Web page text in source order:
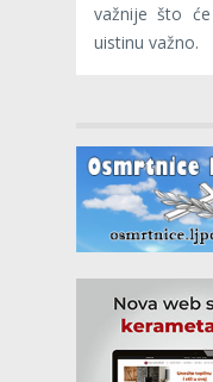
važnije što
uistinu važno.